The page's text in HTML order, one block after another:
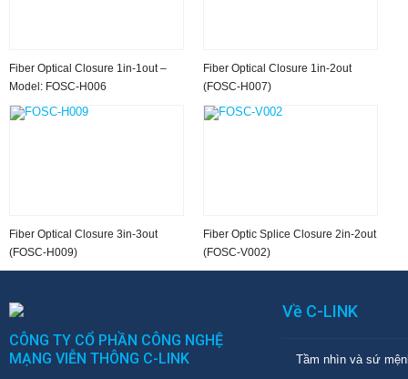
Fiber Optical Closure 1in-1out –
Model: FOSC-H006
Fiber Optical Closure 1in-2out
(FOSC-H007)
Fiber Optical Closure 3in-3out
(FOSC-H009)
Fiber Optic Splice Closure 2in-2out
(FOSC-V002)
CÔNG TY CỔ PHẦN CÔNG NGHỆ
MẠNG VIỄN THÔNG C-LINK
Về C-LINK
Tầm nhìn và sứ